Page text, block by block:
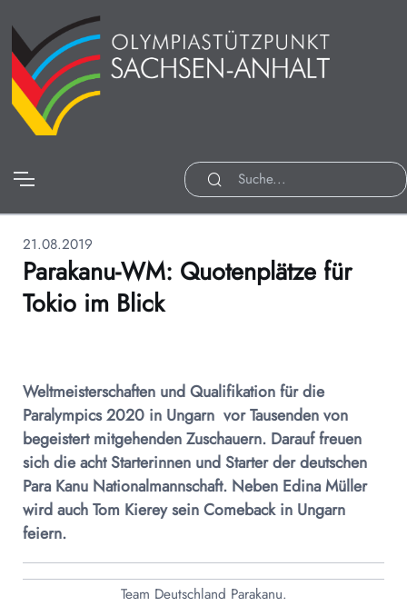
21.08.2019
Parakanu-WM: Quotenplätze für
Tokio im Blick
Weltmeisterschaften und Qualifikation für die
Paralympics 2020 in Ungarn  vor Tausenden von
begeistert mitgehenden Zuschauern. Darauf freuen
sich die acht Starterinnen und Starter der deutschen
Para Kanu Nationalmannschaft. Neben Edina Müller
wird auch Tom Kierey sein Comeback in Ungarn
feiern.
Team Deutschland Parakanu.